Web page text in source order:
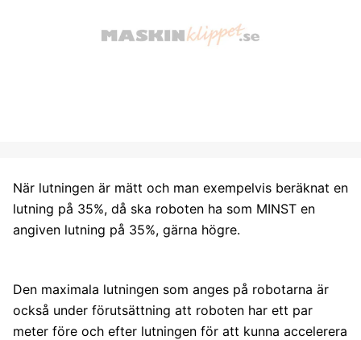
När lutningen är mätt och man exempelvis beräknat en
lutning på 35%, då ska roboten ha som MINST en
angiven lutning på 35%, gärna högre.
Den maximala lutningen som anges på robotarna är
också under förutsättning att roboten har ett par
meter före och efter lutningen för att kunna accelerera